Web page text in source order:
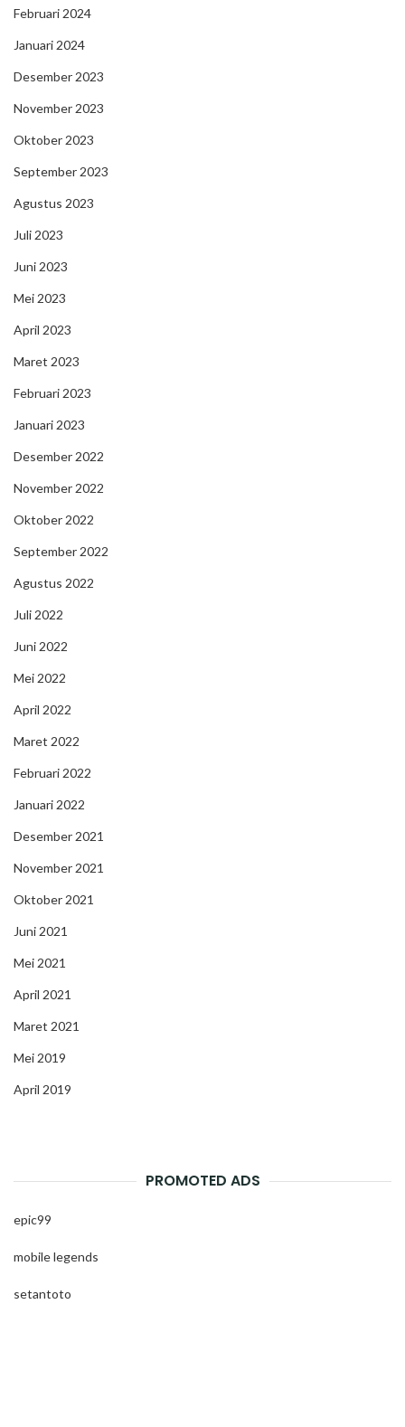
Februari 2024
Januari 2024
Desember 2023
November 2023
Oktober 2023
September 2023
Agustus 2023
Juli 2023
Juni 2023
Mei 2023
April 2023
Maret 2023
Februari 2023
Januari 2023
Desember 2022
November 2022
Oktober 2022
September 2022
Agustus 2022
Juli 2022
Juni 2022
Mei 2022
April 2022
Maret 2022
Februari 2022
Januari 2022
Desember 2021
November 2021
Oktober 2021
Juni 2021
Mei 2021
April 2021
Maret 2021
Mei 2019
April 2019
PROMOTED ADS
epic99
mobile legends
setantoto